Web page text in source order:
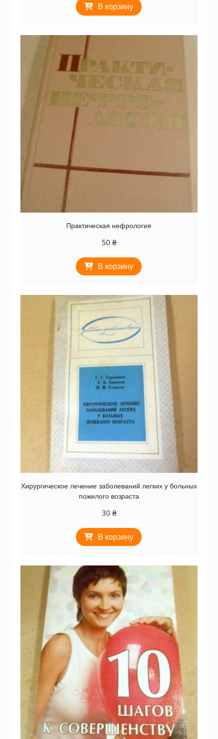
В корзину
Практическая нефрология
50 ₴
В корзину
Хирургическое лечение заболеваний легких у больных
пожилого возраста
30 ₴
В корзину